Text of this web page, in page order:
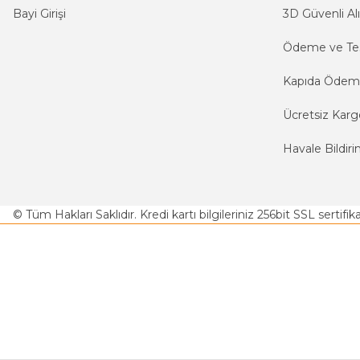
Bayi Girişi 3D Güvenli
Ödeme ve
Kapıda
Ücretsiz
Havale
© Tüm Hakları Saklıdır. Kredi kartı bilgileriniz 256bit SSL